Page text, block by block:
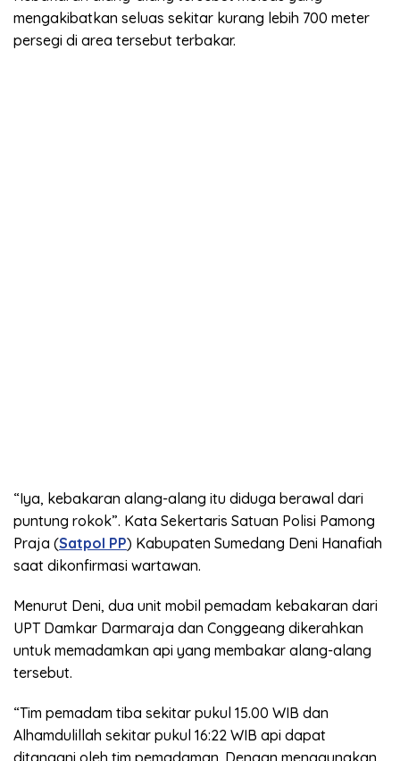
mengakibatkan seluas sekitar kurang lebih 700 meter
persegi di area tersebut terbakar.
“Iya, kebakaran alang-alang itu diduga berawal dari
puntung rokok”. Kata Sekertaris Satuan Polisi Pamong
Praja (Satpol PP) Kabupaten Sumedang Deni Hanafiah
saat dikonfirmasi wartawan.
Menurut Deni, dua unit mobil pemadam kebakaran dari
UPT Damkar Darmaraja dan Conggeang dikerahkan
untuk memadamkan api yang membakar alang-alang
tersebut.
“Tim pemadam tiba sekitar pukul 15.00 WIB dan
Alhamdulillah sekitar pukul 16:22 WIB api dapat
ditangani oleh tim pemadaman. Dengan menggunakan